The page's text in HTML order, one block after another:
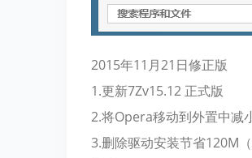
2015年11月21日修正版
1.更新7Zv15.12 正式版
2.将Opera移动到外置中减
3.删除驱动安装节省120M